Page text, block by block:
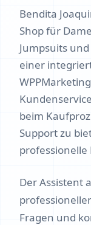
Bendita
Shop für
Jumpsuits
einer
beim
Support zu
Der Assistent
Fragen und